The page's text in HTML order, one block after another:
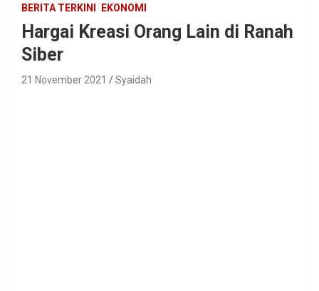
BERITA TERKINI EKONOMI
Hargai Kreasi Orang Lain di Ranah
Siber
21 November 2021 Syaidah